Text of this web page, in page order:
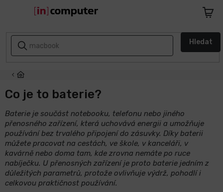
Hledat
AKCE
SLEVY
DO
ŠKOLY
Notebooky
Počítače
Telefony
a
Co je to baterie?
Baterie je součást notebooku, telefonu nebo jiného
přenosného zařízení, která uchovává energii a umožňuje
používání bez trvalého připojení do zásuvky. Díky baterii
můžete pracovat na cestách, ve škole, v kanceláři, v
kavárně nebo doma tam, kde zrovna nemáte po ruce
nabíječku. U přenosných zařízení je proto baterie jedním z
důležitých parametrů, protože ovlivňuje výdrž, pohodlí i
celkovou praktičnost používání.